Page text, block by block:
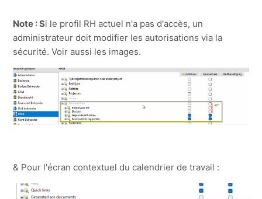
TaskFlow pour un collaborateur
V7.5 Horaires flexibles
Heures flexibles
V7.5 Connection SD Worx
Afficher plus
Note : Si le profil RH actuel n'a pas d'accès, un
administrateur doit modifier les autorisations via la
sécurité. Voir aussi les images.
& Pour l'écran contextuel du calendrier de travail :